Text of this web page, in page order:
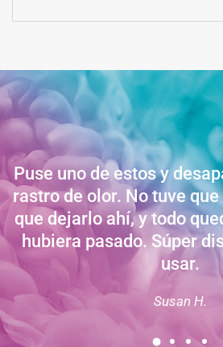
Puse uno de estos y
rastro de olor. No tuve
que dejarlo ahí, y todo
hubiera pasado. Súper
usar.
Susan H.